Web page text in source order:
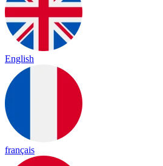
English
français